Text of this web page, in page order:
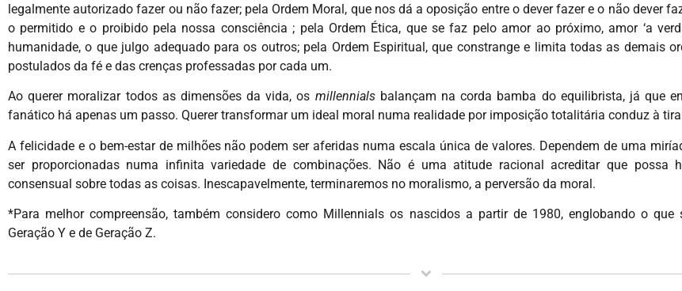
legalmente autorizado fazer ou não fazer; pela Ordem Moral, que nos dá a oposição entre o dever fazer e o não dever
o permitido e o proibido pela nossa consciência ; pela Ordem Ética, que se faz pelo amor ao próximo, amor ‘a
humanidade, o que julgo adequado para os outros; pela Ordem Espiritual, que constrange e limita todas as demais
postulados da fé e das crenças professadas por cada um.
Ao querer moralizar todos as dimensões da vida, os millennialsbalançam na corda bamba do equilibrista, já que
fanático há apenas um passo. Querer transformar um ideal moral numa realidade por imposição totalitária conduz à
A felicidade e o bem-estar de milhões não podem ser aferidas numa escala única de valores. Dependem de uma
ser proporcionadas numa infinita variedade de combinações. Não é uma atitude racional acreditar que possa
consensual sobre todas as coisas. Inescapavelmente, terminaremos no moralismo, a perversão da moral.
*Para melhor compreensão, também considero como Millennials os nascidos a partir de 1980, englobando o que
Geração Y e de Geração Z.